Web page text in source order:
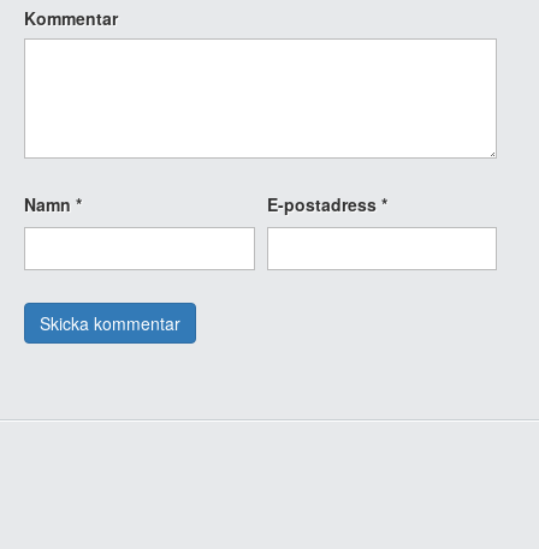
Kommentar
Namn * E-postadress *